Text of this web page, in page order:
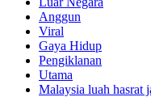
Anggun
Viral
Gaya Hidup
Pengiklanan
Utama
Malaysia luah hasrat